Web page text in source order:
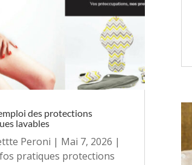
des protections
lavables
Peroni | Mai 7, 2026 |
pratiques protections